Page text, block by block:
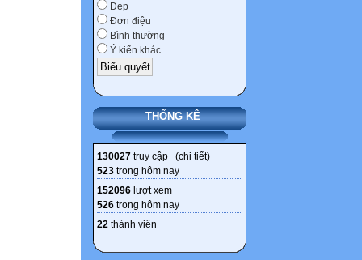
Đẹp
Đơn điệu
Bình thường
Ý kiến khác
THỐNG KÊ
130027 truy cập (chi tiết)
523 trong hôm nay
152096 lượt xem
526 trong hôm nay
22 thành viên